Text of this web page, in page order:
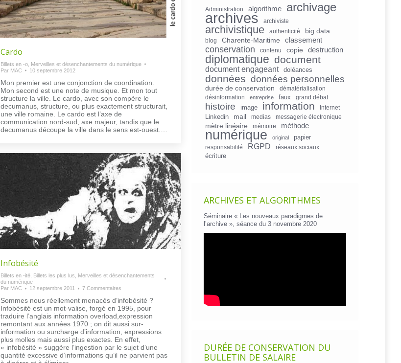
Cardo
Billets en -o Merveilles et désenchantements du numérique
Par MAC 10 septembre 2012
Mon premier est une conjonction de coordination.
Mon second est une note de musique. Et mon tout
structure la ville. Le cardo, avec son compère le
decumanus, structure, ou plus exactement structurait,
une ville romaine. Le cardo est l’axe de
communication nord-sud, axe majeur, tandis que le
decumanus découpe la ville dans le sens est-ouest.…
Infobésité
Billets en -ité Billets les plus lus
Merveilles et désenchantements
du numérique
Par MAC 12 septembre 2011 7 Commentaires
Sommes nous réellement menacés d’infobésité ?
Infobésité est un mot-valise, forgé en 1995, pour
traduire l’anglais information overload,expression
remontant aux années 1970 ; on dit aussi sur-
information ou surcharge d’information, expressions
plus molles mais aussi plus exactes. En effet,
« infobésité » suggère l’ingestion par le sujet d’une
quantité excessive d’informations qu’il ne parvient pas
Administration algorithme archivage
archives archiviste
archivistique authenticité big data
blog Charente-Maritime classement
conservation contenu copie destruction
diplomatique document
document engageant doléances
données données personnelles
durée de conservation
dématérialisation
désinformation
entreprise faux grand débat
histoire image information Internet
Linkedin mail medias messagerie électronique
mètre linéaire mémoire méthode
numérique original papier
responsabilité RGPD réseaux sociaux
écriture
ARCHIVES ET ALGORITHMES
Séminaire « Les nouveaux paradigmes de
l’archive », séance du 3 novembre 2020
DURÉE DE CONSERVATION DU
BULLETIN DE SALAIRE